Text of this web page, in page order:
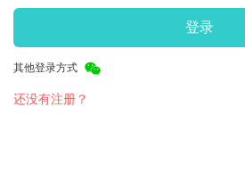
登录
其他登录方式
还没有注册？